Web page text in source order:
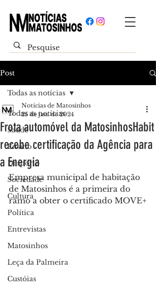
Post
Todas as notícias
Saúde
Ensino
Desporto
Sociedade
Cultura
Política
Entrevistas
Matosinhos
Leça da Palmeira
Custóias
Todas as notícias
Frota automóvel da MatosinhosHabit
recebe certificação da Agência para
a Energia
Notícias de Matosinhos
25 de jan. de 2024
Empresa municipal de habitação
de Matosinhos é a primeira do
ramo a obter o certificado MOVE+